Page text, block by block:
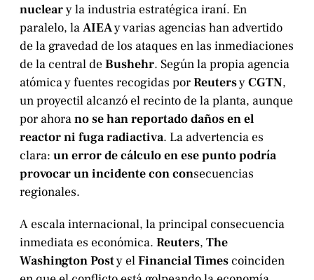
nucleary la industria estratégica iraní. En
paralelo, laAIEAy varias agencias han advertido
de la gravedad de los ataques en las inmediaciones
de la central deBushehr. Según la propia agencia
atómica y fuentes recogidas porReutersyCGTN,
un proyectil alcanzó el recinto de la planta, aunque
por ahorano se han reportado daños en el
reactor ni fuga radiactiva. La advertencia es
clara: un error de cálculo en ese punto podría
provocar un incidente con consecuencias
regionales.
A escala internacional, la principal consecuencia
inmediata es económica. Reuters, The
Washington Posty elFinancial Times coinciden